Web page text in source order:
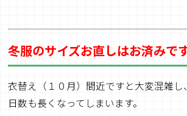
冬服のサイズお直しはお済みで
衣替え（１０月）間近ですと大変混雑し
日数も長くなってしまいます。